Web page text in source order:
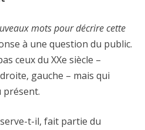
mots pour décrire cette
à une question du public.
ceux du XXe siècle –
gauche – mais qui
présent.
t-il, fait partie du